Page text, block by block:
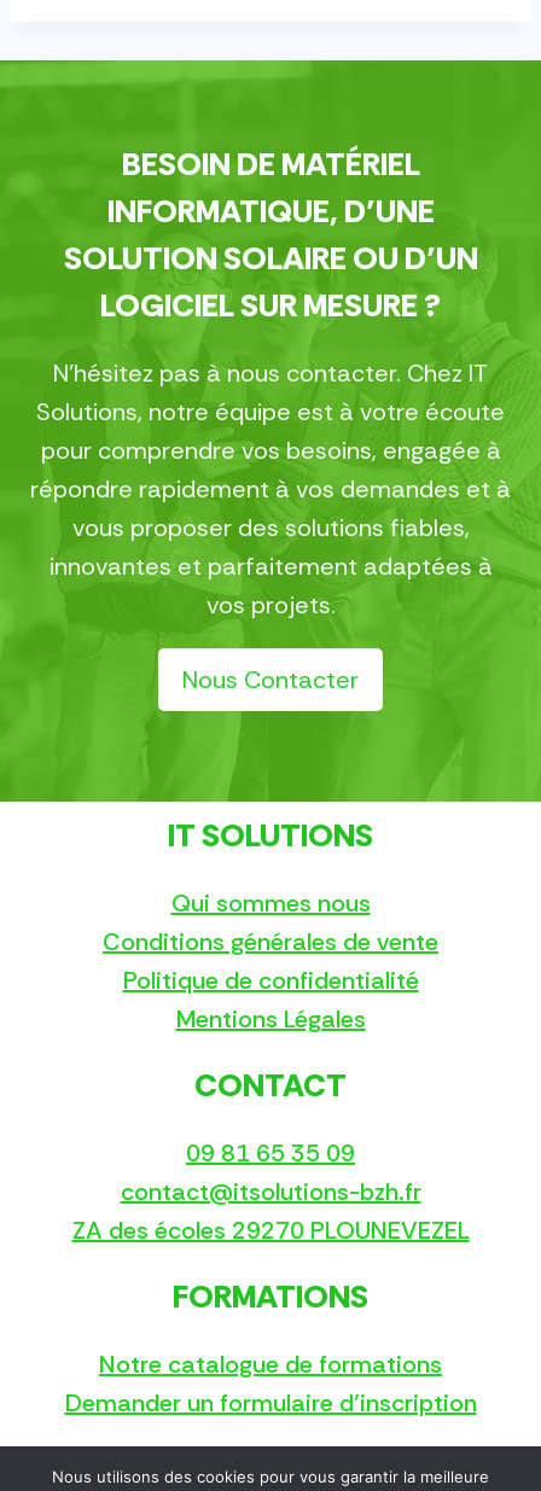
BESOIN DE MATÉRIEL
INFORMATIQUE, D’UNE
SOLUTION SOLAIRE OU D’UN
LOGICIEL SUR MESURE ?
N’hésitez pas à nous contacter. Chez IT
Solutions, notre équipe est à votre écoute
pour comprendre vos besoins, engagée à
répondre rapidement à vos demandes et à
vous proposer des solutions fiables,
innovantes et parfaitement adaptées à
vos projets.
Nous Contacter
IT SOLUTIONS
Qui sommes nous
Conditions générales de vente
Politique de confidentialité
Mentions Légales
CONTACT
09 81 65 35 09
contact@itsolutions-bzh.fr
ZA des écoles 29270 PLOUNEVEZEL
FORMATIONS
Notre catalogue de formations
Demander un formulaire d’inscription
Copyright © 2025
Nous utilisons des cookies pour vous garantir la meilleure